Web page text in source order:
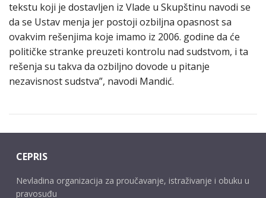
tekstu koji je dostavljen iz Vlade u Skupštinu navodi se
da se Ustav menja jer postoji ozbiljna opasnost sa
ovakvim rešenjima koje imamo iz 2006. godine da će
političke stranke preuzeti kontrolu nad sudstvom, i ta
rešenja su takva da ozbiljno dovode u pitanje
nezavisnost sudstva”, navodi Mandić.
CEPRIS
Nevladina organizacija za proučavanje, istraživanje i obuku u
pravosuđu